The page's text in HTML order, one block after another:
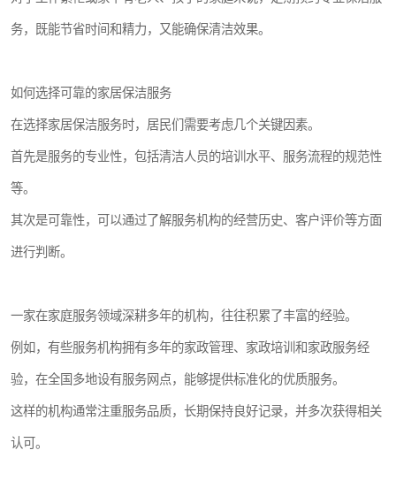
务，既能节省时间和精力，又能确保清洁效果。
如何选择可靠的家居保洁服务
在选择家居保洁服务时，居民们需要考虑几个关键因素。
首先是服务的专业性，包括清洁人员的培训水平、服务流程的规范性
等。
其次是可靠性，可以通过了解服务机构的经营历史、客户评价等方面
进行判断。
一家在家庭服务领域深耕多年的机构，往往积累了丰富的经验。
例如，有些服务机构拥有多年的家政管理、家政培训和家政服务经
验，在全国多地设有服务网点，能够提供标准化的优质服务。
这样的机构通常注重服务品质，长期保持良好记录，并多次获得相关
认可。